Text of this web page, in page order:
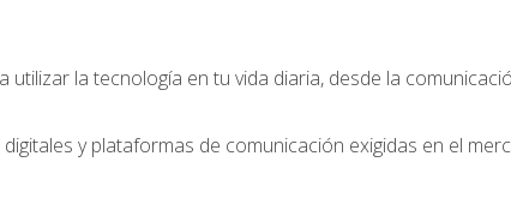
la tecnología en tu vida diaria, desde la
y plataformas de comunicación exigidas en el